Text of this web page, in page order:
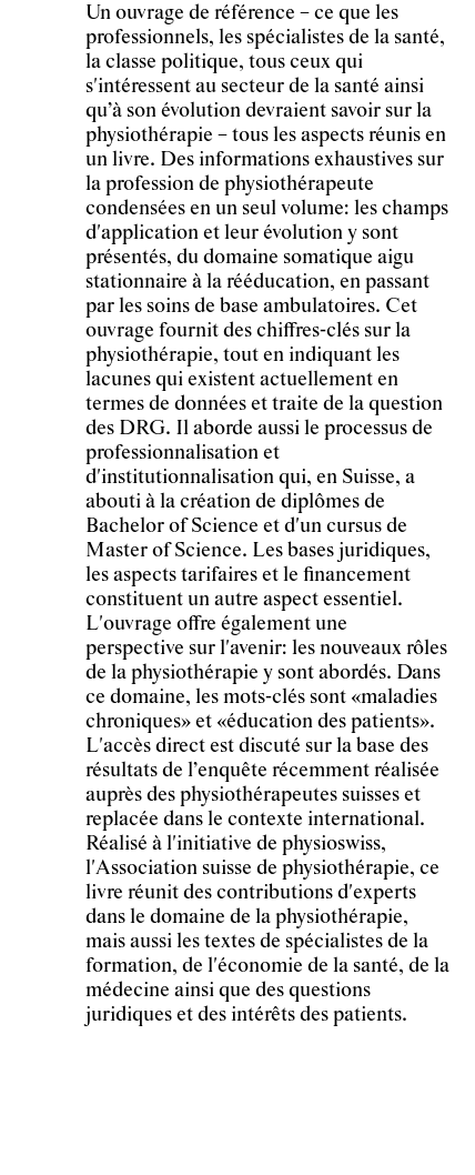
Un ouvrage de référence – ce que les
professionnels, les spécialistes de la santé,
la classe politique, tous ceux qui
s'intéressent au secteur de la santé ainsi
qu’à son évolution devraient savoir sur la
physiothérapie – tous les aspects réunis en
un livre. Des informations exhaustives sur
la profession de physiothérapeute
condensées en un seul volume: les champs
d'application et leur évolution y sont
présentés, du domaine somatique aigu
stationnaire à la rééducation, en passant
par les soins de base ambulatoires. Cet
ouvrage fournit des chiffres-clés sur la
physiothérapie, tout en indiquant les
lacunes qui existent actuellement en
termes de données et traite de la question
des DRG. Il aborde aussi le processus de
professionnalisation et
d'institutionnalisation qui, en Suisse, a
abouti à la création de diplômes de
Bachelor of Science et d'un cursus de
Master of Science. Les bases juridiques,
les aspects tarifaires et le financement
constituent un autre aspect essentiel.
L'ouvrage offre également une
perspective sur l'avenir: les nouveaux rôles
de la physiothérapie y sont abordés. Dans
ce domaine, les mots-clés sont «maladies
chroniques» et «éducation des patients».
L'accès direct est discuté sur la base des
résultats de l’enquête récemment réalisée
auprès des physiothérapeutes suisses et
replacée dans le contexte international.
Réalisé à l'initiative de physioswiss,
l'Association suisse de physiothérapie, ce
livre réunit des contributions d'experts
dans le domaine de la physiothérapie,
mais aussi les textes de spécialistes de la
formation, de l'économie de la santé, de la
médecine ainsi que des questions
juridiques et des intérêts des patients.